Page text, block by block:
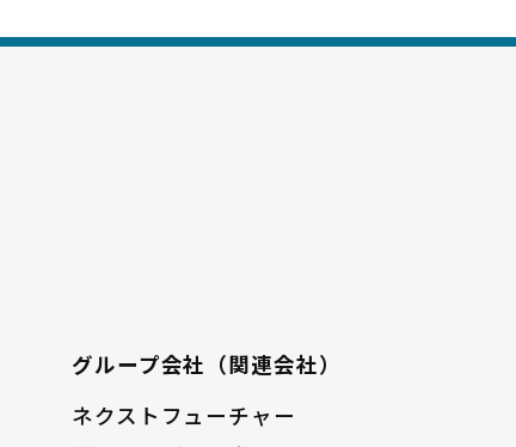
グループ会社（関連会社）
ネクストフューチャー